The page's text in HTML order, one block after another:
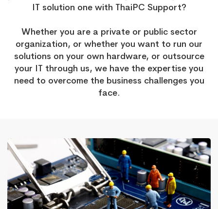
IT solution one with ThaiPC Support?
Whether you are a private or public sector
organization, or whether you want to run our
solutions on your own hardware, or outsource
your IT through us, we have the expertise you
need to overcome the business challenges you
face.